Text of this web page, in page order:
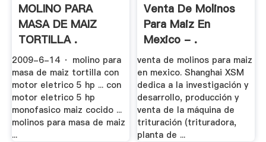
MOLINO PARA
MASA DE MAIZ
TORTILLA .
2009-6-14 · molino para
masa de maiz tortilla con
motor eletrico 5 hp ... con
motor eletrico 5 hp
monofasico maiz cocido ...
molinos para masa de maiz
...
Venta De Molinos
Para Maiz En
Mexico - .
venta de molinos para maiz
en mexico. Shanghai XSM
dedica a la investigación y
desarrollo, producción y
venta de la máquina de
trituración (trituradora,
planta de ...